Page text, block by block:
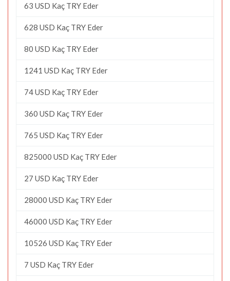
63 USD Kaç TRY Eder
628 USD Kaç TRY Eder
80 USD Kaç TRY Eder
1241 USD Kaç TRY Eder
74 USD Kaç TRY Eder
360 USD Kaç TRY Eder
765 USD Kaç TRY Eder
825000 USD Kaç TRY Eder
27 USD Kaç TRY Eder
28000 USD Kaç TRY Eder
46000 USD Kaç TRY Eder
10526 USD Kaç TRY Eder
7 USD Kaç TRY Eder